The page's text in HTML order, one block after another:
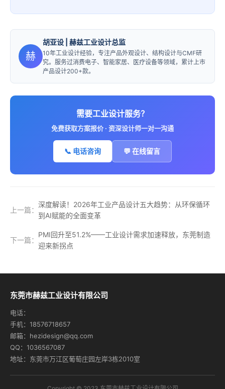
赫
胡亚设 | 赫兹工业设计总监
10年工业设计经验，专注产品外观设计、结构设计与CMF研
究。服务过消费电子、智能家居、医疗设备等领域，累计上市
产品设计200+款。
需要工业设计服务？
免费获取方案报价 · 资深设计师一对一沟通
📞 电话咨询 💬 在线留言
上一篇：
深度解读！2026年工业产品设计五大趋势：从环保循环
到AI赋能的全面变革
下一篇：
PMI回升至51.2%——工业设计需求加速释放，东莞制造
迎来新拐点
东莞市赫兹工业设计有限公司
电话：
手机：18576718657
邮箱：hezidesign@qq.com
QQ：1036567087
地址：东莞市万江区葡萄庄园左岸3栋2010室